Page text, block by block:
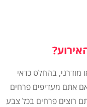
מודרני, בהחלט כדאי
אתם מעדיפים פרחים
רוצים פרחים בכל צבע